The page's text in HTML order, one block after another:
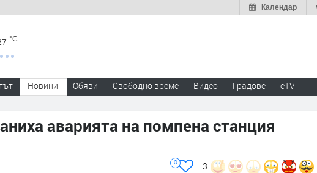
Календар
°C
Новини Обяви Свободно време Видео Градове eTV
аварията на помпена станция
3
0